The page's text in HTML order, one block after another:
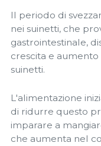
Il periodo di
nei suinetti, che
gastrointestinale,
crescita e aumento
suinetti.
L'alimentazione
di ridurre questo
imparare a
che aumenta nel